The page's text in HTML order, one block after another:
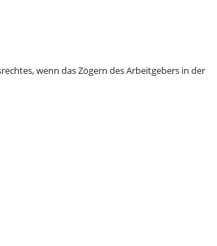
wenn das Zögern des Arbeitgebers in der